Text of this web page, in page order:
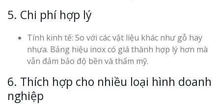
5. Chi phí hợp lý
Tính kinh tế: So với các vật liệu khác như gỗ hay
nhựa. Bảng hiệu inox có giá thành hợp lý hơn mà
vẫn đảm bảo độ bền và thẩm mỹ.
6. Thích hợp cho nhiều loại hình doanh
nghiệp
Làm Hộp
Hút